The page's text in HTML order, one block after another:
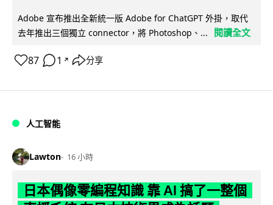
Adobe 宣布推出全新統一版 Adobe for ChatGPT 外掛，取代
去年推出三個獨立 connector，將 Photoshop、...
閱讀全文
87 1 ↗ 分享
人工智能
Lawton 16 小時
日本偶像零編程知識 靠 AI 搞了一整個